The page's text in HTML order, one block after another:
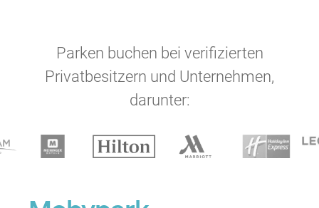
Parken buchen bei verifizierten
Privatbesitzern und Unternehmen,
darunter:
P
P
P
P